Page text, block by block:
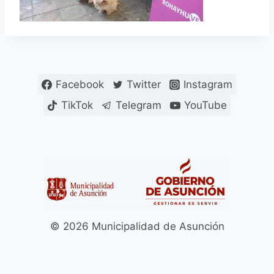
Facebook Twitter
Instagram
TikTok
Telegram YouTube
© 2026 Municipalidad de Asunción